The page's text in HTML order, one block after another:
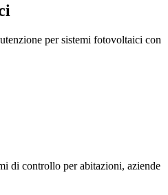
per sistemi fotovoltaici con
di controllo per abitazioni, aziende